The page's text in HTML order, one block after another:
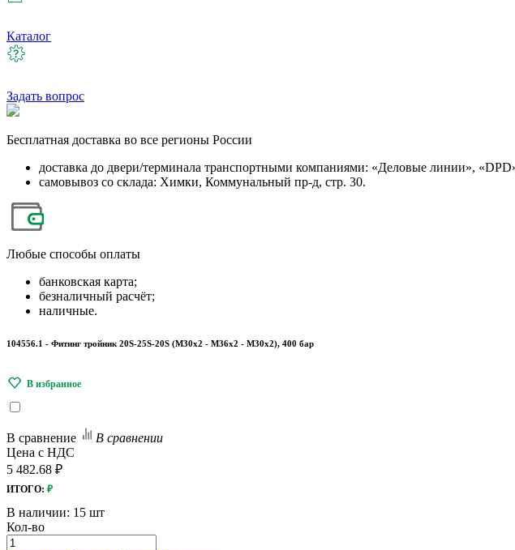
Каталог
Задать вопрос
Бесплатная доставка во все регионы России
доставка до двери/терминала транспортными компаниями: «Деловые линии»,
самовывоз со склада: Химки, Коммунальный пр-д, стр. 30.
Любые способы оплаты
банковская карта;
безналичный расчёт;
наличные.
104556.1 - Фитинг тройник 20S-25S-20S (М30х2 - М36х2 - М30х2), 400 бар
В сравнение
В сравнении
Цена с НДС
5 482.68 ₽
ИТОГО: ₽
В наличии: 15 шт
Кол-во